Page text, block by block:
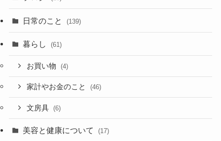
日常のこと (139)
暮らし (61)
お買い物 (4)
家計やお金のこと (46)
文房具 (6)
美容と健康について (17)